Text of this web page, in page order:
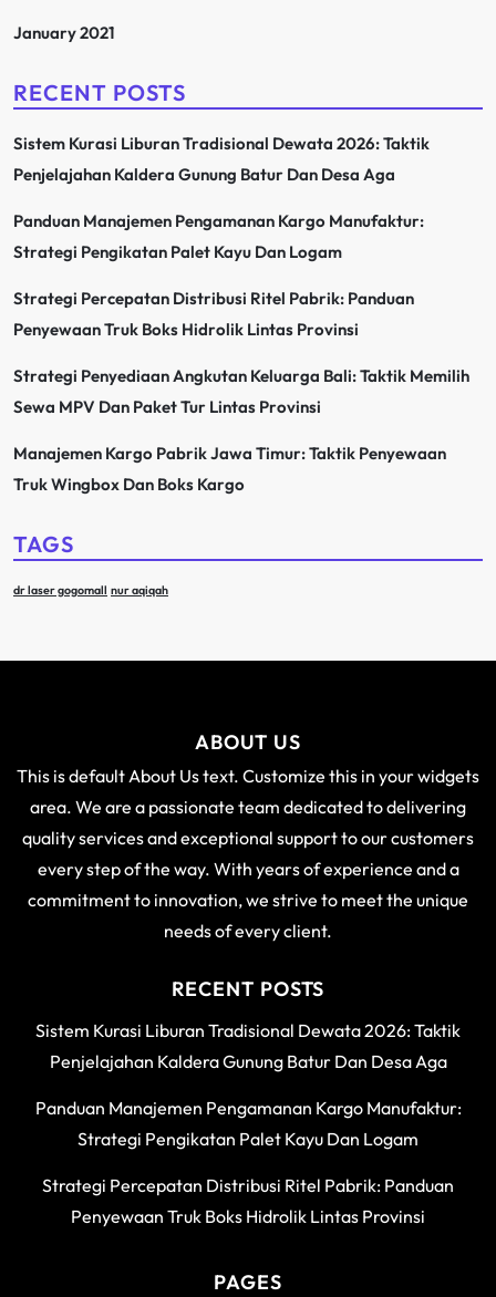
January 2021
RECENT POSTS
Sistem Kurasi Liburan Tradisional Dewata 2026: Taktik
Penjelajahan Kaldera Gunung Batur Dan Desa Aga
Panduan Manajemen Pengamanan Kargo Manufaktur:
Strategi Pengikatan Palet Kayu Dan Logam
Strategi Percepatan Distribusi Ritel Pabrik: Panduan
Penyewaan Truk Boks Hidrolik Lintas Provinsi
Strategi Penyediaan Angkutan Keluarga Bali: Taktik Memilih
Sewa MPV Dan Paket Tur Lintas Provinsi
Manajemen Kargo Pabrik Jawa Timur: Taktik Penyewaan
Truk Wingbox Dan Boks Kargo
TAGS
dr laser gogomall nur aqiqah
ABOUT US
This is default About Us text. Customize this in your widgets
area. We are a passionate team dedicated to delivering
quality services and exceptional support to our customers
every step of the way. With years of experience and a
commitment to innovation, we strive to meet the unique
needs of every client.
RECENT POSTS
Sistem Kurasi Liburan Tradisional Dewata 2026: Taktik
Penjelajahan Kaldera Gunung Batur Dan Desa Aga
Panduan Manajemen Pengamanan Kargo Manufaktur:
Strategi Pengikatan Palet Kayu Dan Logam
Strategi Percepatan Distribusi Ritel Pabrik: Panduan
Penyewaan Truk Boks Hidrolik Lintas Provinsi
PAGES